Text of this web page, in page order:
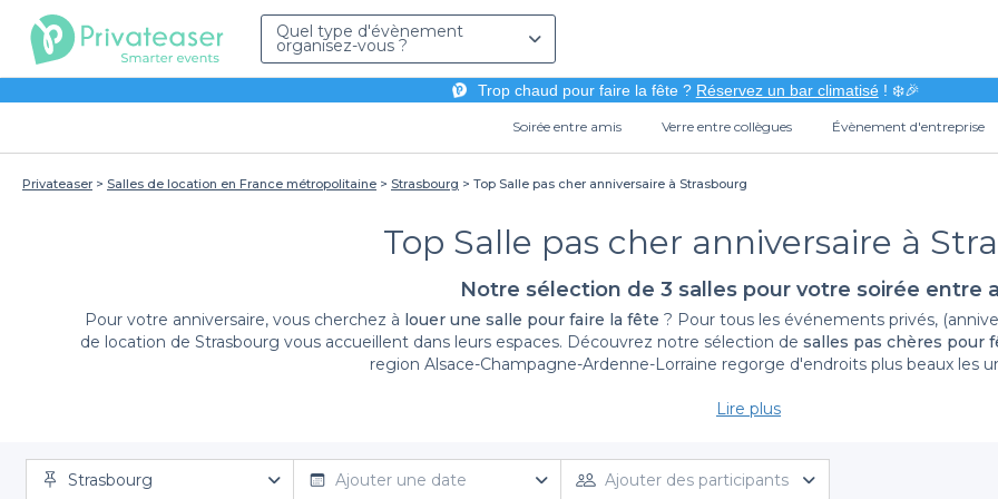
Quel type d'évènement
organisez-vous ?
Trop chaud pour faire la fête ? Réservez un bar climatisé! ❄️🎉
Soirée entre amis Verre entre collègues Évènement d'entreprise
Privateaser Salles de location en France métropolitaine Strasbourg Top Salle pas cher anniversaire à Strasbourg
Top Salle pas cher anniversaire à
Notre sélection de 3 salles pour votre soirée entre
Pour votre anniversaire, vous cherchez à louer une salle pour faire la fête ? Pour tous les événements privés,
de location de Strasbourg vous accueillent dans leurs espaces. Découvrez notre sélection de salles pas chères pour
region Alsace-Champagne-Ardenne-Lorraine regorge d'endroits plus beaux les
Vous aurez accès à différentes salles pour chaque événement : salle polyvalente, salle de séminaire, château, salle
un traiteur si vous souhaitez changer du traditionnel restaurant, tout ce dont vous aurez besoin, en fonction de vos
Lire plus
Strasbourg Ajouter une date Ajouter des participants